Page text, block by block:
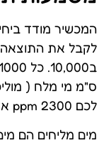
לקבל את
לכם 2300 ppm אז אחוז המלח במים הוא 0.23%.